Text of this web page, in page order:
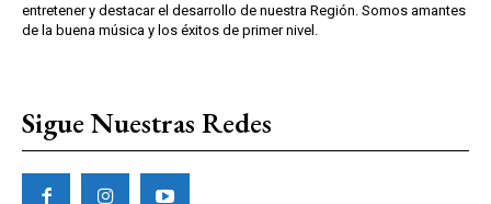
entretener y destacar el desarrollo de nuestra Región. Somos amantes
de la buena música y los éxitos de primer nivel.
Sigue Nuestras Redes